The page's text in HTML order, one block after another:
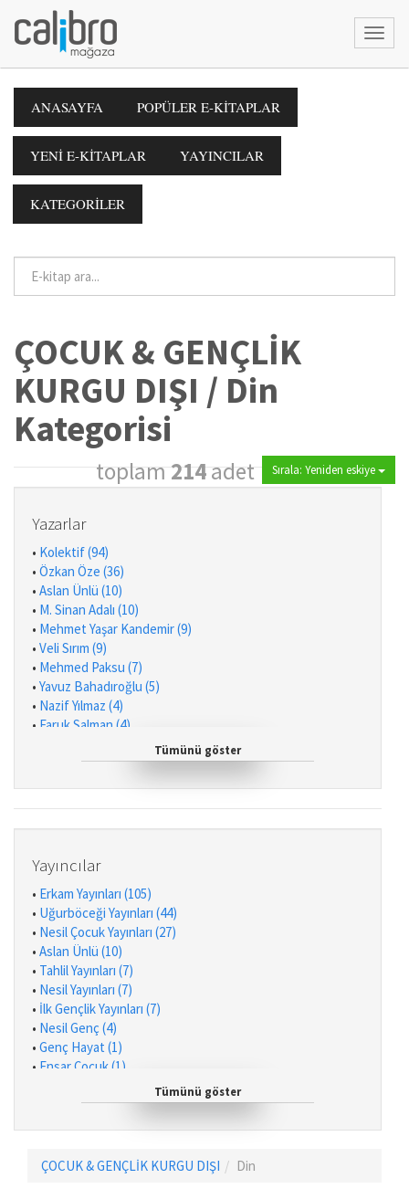
ANASAYFA POPÜLER E-KİTAPLAR
YENİ E-KİTAPLAR YAYINCILAR
KATEGORİLER
ÇOCUK & GENÇLİK
KURGU DIŞI / Din
Kategorisi
toplam214adet Sırala: Yeniden eskiye
Yazarlar
• Kolektif (94)
• Özkan Öze (36)
• Aslan Ünlü (10)
• M. Sinan Adalı (10)
• Mehmet Yaşar Kandemir (9)
• Veli Sırım (9)
• Mehmed Paksu (7)
• Yavuz Bahadıroğlu (5)
• Nazif Yılmaz (4)
• Faruk Salman (4)
Hilal Çelikkol Kara (3)
•Yılmaz Yenidinç (2)
Sevgi Başman (1)
• Murat Çiftkaya (1)
• Süleyman Karacelil (1)
• Yunus Oran (1)
• Nurefşan Çağlaroğlu (1)
• Harun Serkan Aktaş (1)
• Zehra Türkmen (1)
• Nurdan Damla (1)
• Abdullah Kara (1)
• Bestami Yazgan (1)
• Yılmaz Dinç (1)
Mehmet Akif Karayel (1)
•Murat Bingöl (1)
Emine Aydın (1)
Tümünü göster
Yayıncılar
• Erkam Yayınları (105)
• Uğurböceği Yayınları (44)
• Nesil Çocuk Yayınları (27)
• Aslan Ünlü (10)
• Tahlil Yayınları (7)
• Nesil Yayınları (7)
• İlk Gençlik Yayınları (7)
• Nesil Genç (4)
• Genç Hayat (1)
• Ensar Çocuk (1)
Tümünü göster
ÇOCUK & GENÇLİK KURGU DIŞI Din